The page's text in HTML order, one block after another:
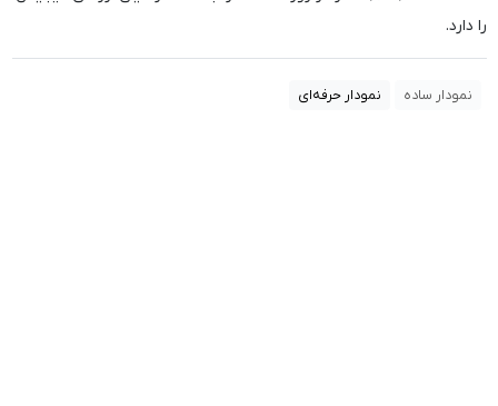
را دارد.
نمودار ساده نمودار حرفه‌ای